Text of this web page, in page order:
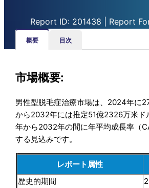
Report ID: 201438 | Report
概要 目次
市場概要:
男性型脱毛症治療市場は、2024年に
から2032年には推定51億2326万米ド
年から2032年の間に年平均成長率（
する見込みです。
レポート属性
歴史的期間